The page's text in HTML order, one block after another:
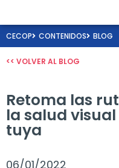
CECOP CONTENIDOS BLOG
<< VOLVER AL BLOG
Retoma las
la salud
tuya
06/01/2022